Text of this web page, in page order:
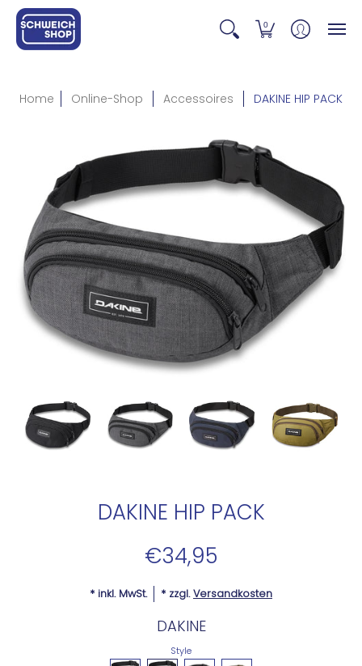
0
Home Online-Shop Accessoires DAKINE HIP PACK
DAKINE HIP PACK
€34,95
* inkl. MwSt. * zzgl.Versandkosten
DAKINE
Style